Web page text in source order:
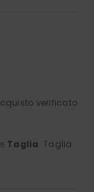
verificato
Taglia: Taglia